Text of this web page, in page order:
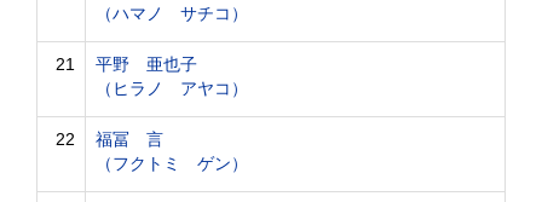
（ハマノ サチコ）
21
平野 亜也子
（ヒラノ アヤコ）
22
福冨 言
（フクトミ ゲン）